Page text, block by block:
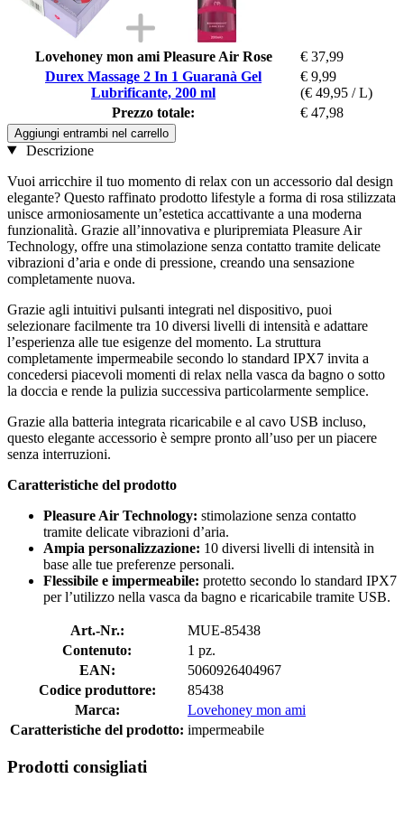
Lovehoney mon ami Pleasure Air Rose
€ 37,99
Durex Massage 2 In 1 Guaranà Gel
Lubrificante, 200 ml
€ 9,99
(€ 49,95 / L)
Prezzo totale:
€ 47,98
Aggiungi entrambi nel carrello
Descrizione
Vuoi arricchire il tuo momento di relax con un accessorio dal design
elegante? Questo raffinato prodotto lifestyle a forma di rosa stilizzata
unisce armoniosamente un’estetica accattivante a una moderna
funzionalità. Grazie all’innovativa e pluripremiata Pleasure Air
Technology, offre una stimolazione senza contatto tramite delicate
vibrazioni d’aria e onde di pressione, creando una sensazione
completamente nuova.
Grazie agli intuitivi pulsanti integrati nel dispositivo, puoi
selezionare facilmente tra 10 diversi livelli di intensità e adattare
l’esperienza alle tue esigenze del momento. La struttura
completamente impermeabile secondo lo standard IPX7 invita a
concedersi piacevoli momenti di relax nella vasca da bagno o sotto
la doccia e rende la pulizia successiva particolarmente semplice.
Grazie alla batteria integrata ricaricabile e al cavo USB incluso,
questo elegante accessorio è sempre pronto all’uso per un piacere
senza interruzioni.
Caratteristiche del prodotto
Pleasure Air Technology: stimolazione senza contatto
tramite delicate vibrazioni d’aria.
Ampia personalizzazione: 10 diversi livelli di intensità in
base alle tue preferenze personali.
Flessibile e impermeabile: protetto secondo lo standard IPX7
per l’utilizzo nella vasca da bagno e ricaricabile tramite USB.
Art.-Nr.:
MUE-85438
Contenuto:
1 pz.
EAN:
5060926404967
Codice produttore:
85438
Marca:
Lovehoney mon ami
Caratteristiche del prodotto: impermeabile
Prodotti consigliati